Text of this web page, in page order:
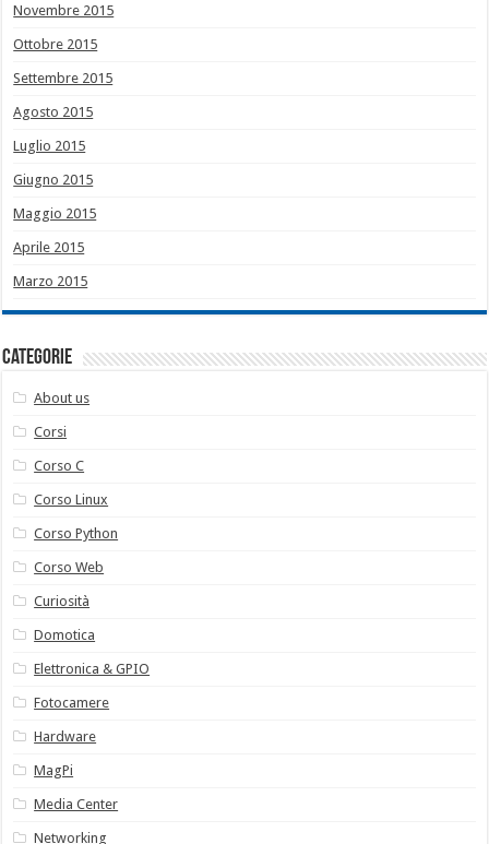
Novembre 2015
Ottobre 2015
Settembre 2015
Agosto 2015
Luglio 2015
Giugno 2015
Maggio 2015
Aprile 2015
Marzo 2015
Categorie
About us
Corsi
Corso C
Corso Linux
Corso Python
Corso Web
Curiosità
Domotica
Elettronica & GPIO
Fotocamere
Hardware
MagPi
Media Center
Networking